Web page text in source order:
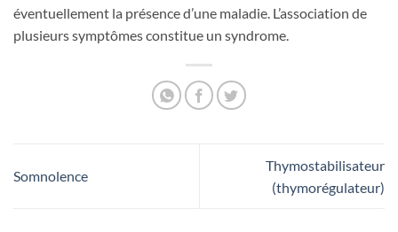
éventuellement la présence d’une maladie. L’association de
plusieurs symptômes constitue un syndrome.
Somnolence
Thymostabilisateur
(thymorégulateur)